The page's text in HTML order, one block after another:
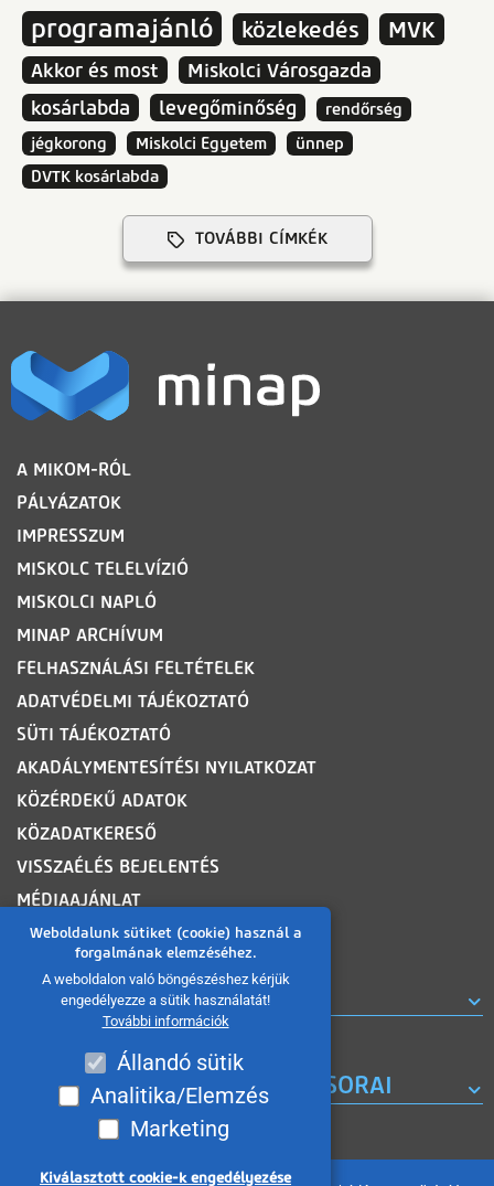
Weboldalunk sütiket (cookie) használ a
forgalmának elemzéséhez.
A weboldalon való böngészéshez kérjük
engedélyezze a sütik használatát!
További információk
Állandó sütik
Analitika/Elemzés
Marketing
Kiválasztott cookie-k engedélyezése
programajánló
közlekedés MVK
Akkor és most
Miskolci Városgazda
kosárlabda
levegőminőség
rendőrség
jégkorong
Miskolci Egyetem
ünnep
DVTK kosárlabda
TOVÁBBI CÍMKÉK
LÁBLÉC
A MIKOM-RÓL
PÁLYÁZATOK
IMPRESSZUM
MISKOLC TELELVÍZIÓ
MISKOLCI NAPLÓ
MINAP ARCHÍVUM
FELHASZNÁLÁSI FELTÉTELEK
ADATVÉDELMI TÁJÉKOZTATÓ
SÜTI TÁJÉKOZTATÓ
AKADÁLYMENTESÍTÉSI NYILATKOZAT
KÖZÉRDEKŰ ADATOK
KÖZADATKERESŐ
VISSZAÉLÉS BEJELENTÉS
MÉDIAAJÁNLAT
OLDALTÉRKÉP
ROVATOK
A MISKOLC TV KORÁBBI MŰSORAI